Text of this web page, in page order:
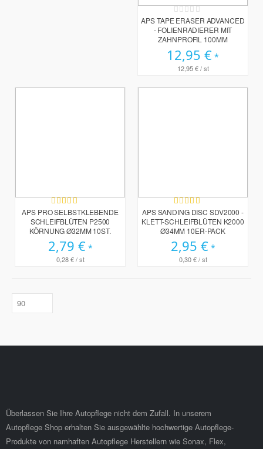
Rating:
0%
APS TAPE ERASER ADVANCED
- FOLIENRADIERER MIT
ZAHNPROFIL 100MM
12,95 €
12,95 €/ st
Bewertung:
100%
APS PRO SELBSTKLEBENDE
SCHLEIFBLÜTEN P2500
KÖRNUNG Ø32MM 10ST.
2,79 €
0,28 €/ st
Bewertung:
100%
APS SANDING DISC SDV2000 -
KLETT-SCHLEIFBLÜTEN K2000
Ø34MM 10ER-PACK
2,95 €
0,30 €/ st
Überlassen Sie Ihre Autopflege nicht dem Zufall. In unserem
Autopflege Shop erhalten Sie ausgewählte hochwertige Autopflege-
Produkte von namhaften Autopflege Herstellern wie Sonax, Flex,